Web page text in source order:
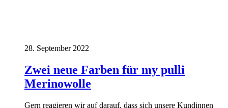
28. September 2022
Zwei neue Farben für my pulli
Merinowolle
Gern reagieren wir auf darauf, dass sich unsere Kundinnen